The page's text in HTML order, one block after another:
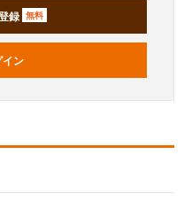
録 無料
イン